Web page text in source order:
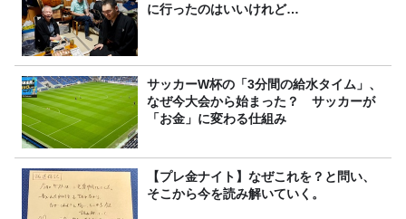
に行ったのはいいけれど…
サッカーW杯の「3分間の給水タイム」、
なぜ今大会から始まった？ サッカーが
「お金」に変わる仕組み
【プレ金ナイト】なぜこれを？と問い、
そこから今を読み解いていく。